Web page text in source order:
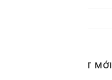
BÀI VIẾT MỚI